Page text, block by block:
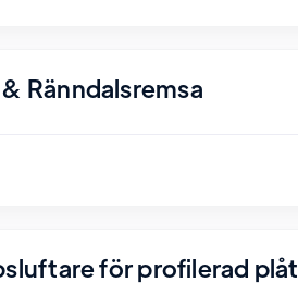
Ränndalsremsa
för profilerad plåt